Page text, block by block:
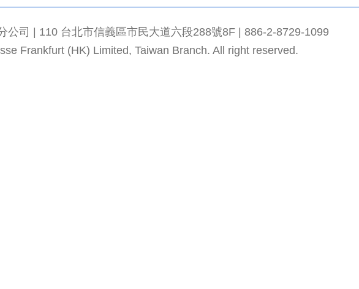
公司 | 110 台北市信義區市民大道六段288號8F | 886-2-8729-1099
Frankfurt (HK) Limited, Taiwan Branch. All right reserved.